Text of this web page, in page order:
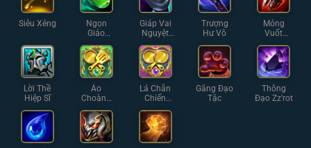
Siêu Xẻng
Ngọn
Giáo
Shojin
Giáp Vai
Nguyệt
Thần
Trượng
Hư Vô
Móng
Vuốt
Sterak
Lời Thề
Hiệp Sĩ
Áo
Choàng
Chiến
Thuật
Lá Chắn
Chiến
Thuật
Găng Đạo
Tặc
Thông
Đạo Zz'rot